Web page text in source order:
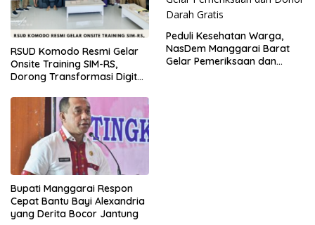
RSUD Komodo Resmi Gelar
Onsite Training SIM-RS,
Dorong Transformasi Digital
Peduli Kesehatan Warga,
NasDem Manggarai Barat
Gelar Pemeriksaan dan
Bupati Manggarai Respon
Cepat Bantu Bayi Alexandria
yang Derita Bocor Jantung